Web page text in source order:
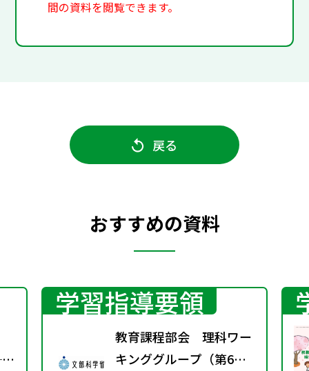
間の資料を閲覧できます。
戻る
おすすめの資料
学習指導要領
教育課程部会 理科ワー
キンググループ（第6